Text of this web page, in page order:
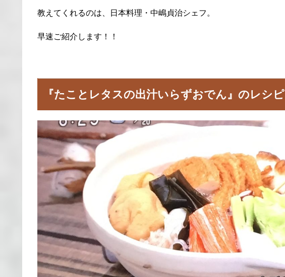
教えてくれるのは、日本料理・中嶋貞治シェフ。
早速ご紹介します！！
『たことレタスの出汁いらずおでん』のレシピ